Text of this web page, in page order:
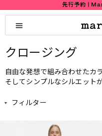
先行予約 |
クロージング
自由な発想で組み合わせたカ
そしてシンプルなシルエットが
フィルター